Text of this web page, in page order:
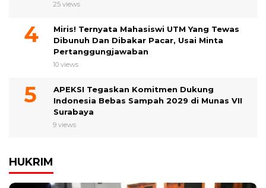
25 views
Miris! Ternyata Mahasiswi UTM Yang Tewas
Dibunuh Dan Dibakar Pacar, Usai Minta
Pertanggungjawaban
10 views
APEKSI Tegaskan Komitmen Dukung
Indonesia Bebas Sampah 2029 di Munas VII
Surabaya
9 views
HUKRIM